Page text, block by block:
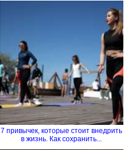
7 привычек, которые стоит внедрить
в жизнь. Как сохранить...